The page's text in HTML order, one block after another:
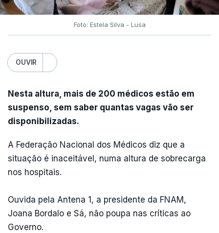
Foto: Estela Silva - Lusa
OUVIR
Nesta altura, mais de 200 médicos estão em
suspenso, sem saber quantas vagas vão ser
disponibilizadas.
A Federação Nacional dos Médicos diz que a
situação é inaceitável, numa altura de sobrecarga
nos hospitais.
Ouvida pela Antena 1, a presidente da FNAM,
Joana Bordalo e Sá, não poupa nas críticas ao
Governo.